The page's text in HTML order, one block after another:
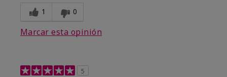
1 0
Marcar esta opinión
5